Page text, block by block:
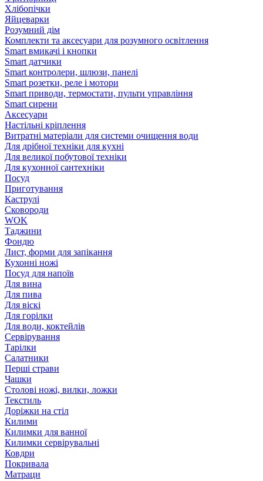
Хлібопічки
Яйцеварки
Розумний дім
Комплекти та аксесуари для розумного освітлення
Smart вмикачі і кнопки
Smart датчики
Smart контролери, шлюзи, панелі
Smart розетки, реле і мотори
Smart приводи, термостати, пульти управління
Smart сирени
Аксесуари
Настільні кріплення
Витратні матеріали для системи очищення води
Для дрібної техніки для кухні
Для великої побутової техніки
Для кухонної сантехніки
Посуд
Приготування
Каструлі
Сковороди
WOK
Таджини
Фондю
Лист, форми для запікання
Кухонні ножі
Посуд для напоїв
Для вина
Для пива
Для віскі
Для горілки
Для води, коктейлів
Сервірування
Тарілки
Салатники
Перші страви
Чашки
Столові ножі, вилки, ложки
Текстиль
Доріжки на стіл
Килими
Килимки для ванної
Килимки сервірувальні
Ковдри
Покривала
Матраци